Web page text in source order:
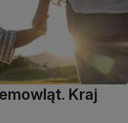
Kraj